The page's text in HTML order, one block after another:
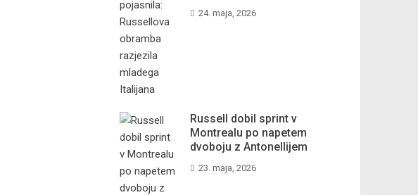
24. maja, 2026
Russell dobil sprint v
Montrealu po napetem
dvoboju z Antonellijem
23. maja, 2026